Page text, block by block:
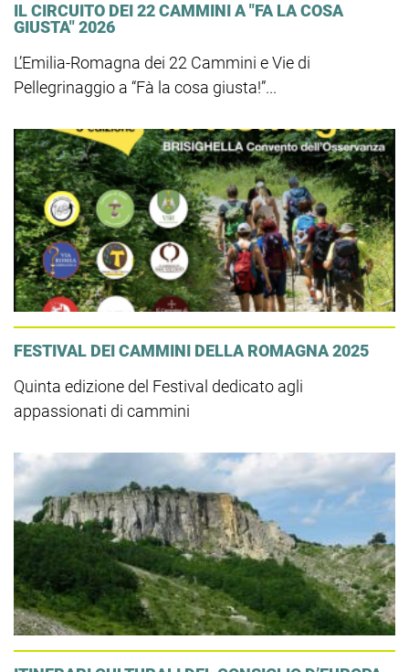
IL CIRCUITO DEI 22 CAMMINI A "FA LA COSA
GIUSTA" 2026
L’Emilia-Romagna dei 22 Cammini e Vie di
Pellegrinaggio a “Fà la cosa giusta!”...
FESTIVAL DEI CAMMINI DELLA ROMAGNA 2025
Quinta edizione del Festival dedicato agli
appassionati di cammini